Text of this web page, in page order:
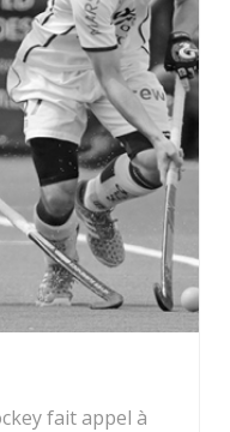
fait appel à